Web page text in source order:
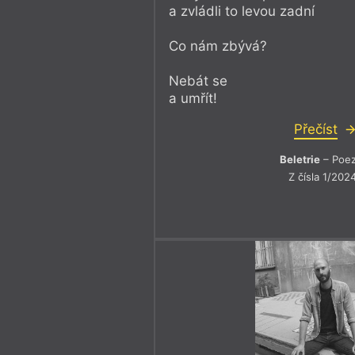
a zvládli to levou zadní
Co nám zbývá?
Nebát se
a umřít!
Přečíst
Beletrie–
Z čísla 1/